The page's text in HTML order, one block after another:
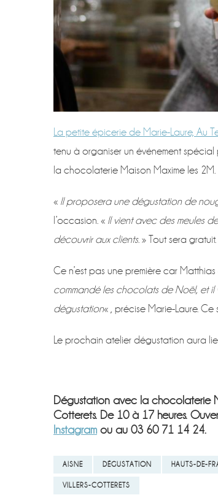
La petite épicerie de Marie-Laure, Au
tenu à organiser un événement
la chocolaterie Maison Maxime les 2M.
« Il proposera une dégustation de
l’occasion. « Il vient avec des meules
découvrir aux clients. » Tout sera gratuit.
Ce n’est pas une première car
commandé les chocolats de Noël, et il
dégustation« , précise Marie-Laure.
Le prochain atelier dégustation aura
Dégustation avec la chocolaterie
Cotterets. De 10 à 17 heures.
Instagram ou au 03 60 71 14 24.
AISNE DÉGUSTATION HAUTS-DE-
VILLERS-COTTERETS